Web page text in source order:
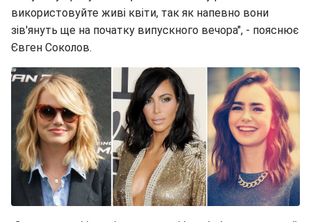
використовуйте живі квіти, так як напевно вони
зів'януть ще на початку випускного вечора", - пояснює
Євген Соколов.